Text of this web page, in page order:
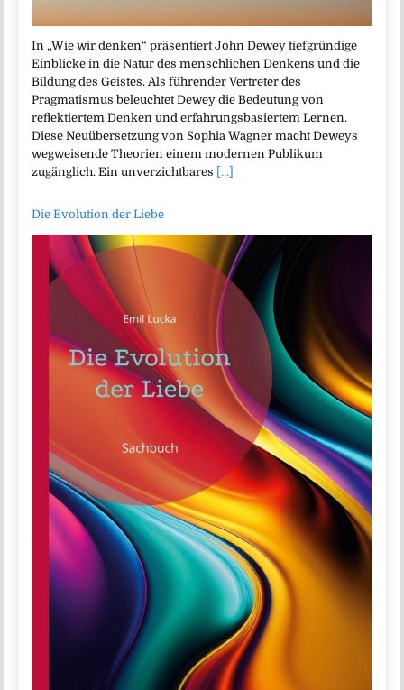
In „Wie wir denken“ präsentiert John Dewey tiefgründige
Einblicke in die Natur des menschlichen Denkens und die
Bildung des Geistes. Als führender Vertreter des
Pragmatismus beleuchtet Dewey die Bedeutung von
reflektiertem Denken und erfahrungsbasiertem Lernen.
Diese Neuübersetzung von Sophia Wagner macht Deweys
wegweisende Theorien einem modernen Publikum
zugänglich. Ein unverzichtbares [...]
Die Evolution der Liebe